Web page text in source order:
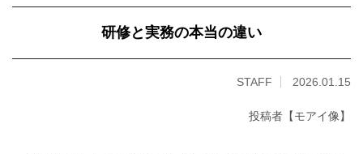
研修と実務の本当の違い
STAFF 2026.01.15
投稿者【モアイ像】